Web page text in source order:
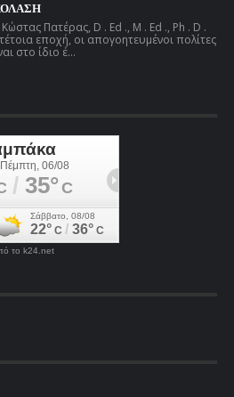
Πατέρας, D . Ed ., M . Ed ., Ph . D .
εποχή, οι απογοητευμένοι πολίτες
στο ίδιο έ...
το k24.net